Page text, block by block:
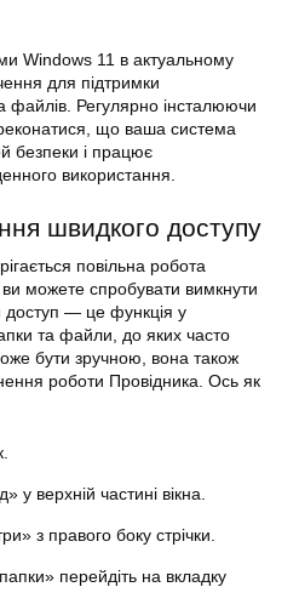
Windows 11 в актуальному
для підтримки
файлів. Регулярно інсталюючи
що ваша система
безпеки і працює
використання.
швидкого доступу
повільна робота
можете спробувати вимкнути
— це функція у
та файли, до яких часто
бути зручною, вона також
роботи Провідника. Ось як
у верхній частині вікна.
з правого боку стрічки.
перейдіть на вкладку